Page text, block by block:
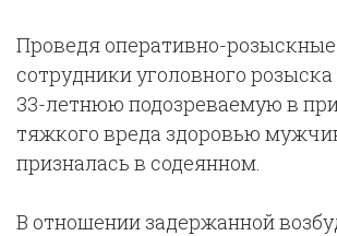
Проведя оперативно-
сотрудники уголовного
33-летнюю подозреваемую в
тяжкого вреда здоровью
призналась в содеянном.
В отношении задержанной